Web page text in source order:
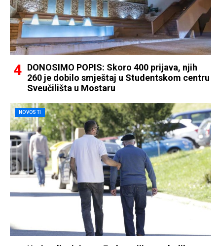
DONOSIMO POPIS: Skoro 400 prijava, njih
260 je dobilo smještaj u Studentskom centru
Sveučilišta u Mostaru
NOVOSTI